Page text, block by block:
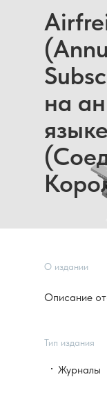
на
языке
О издании
Описание
Тип издания
Журналы